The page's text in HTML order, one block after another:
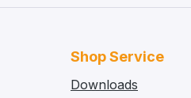
Shop Service
Downloads